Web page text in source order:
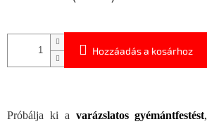
Hozzáadás a kosárhoz
Próbálja ki a varázslatos gyémántfestést,